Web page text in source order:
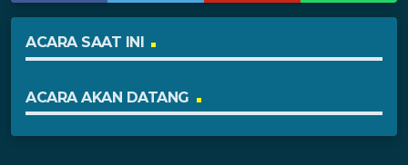
ACARA SAAT INI
ACARA AKAN DATANG